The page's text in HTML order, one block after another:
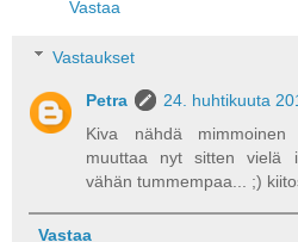
Vastaa
Vastaukset
Petra
24. huhtikuuta
Kiva nähdä
muuttaa nyt sitten vielä
vähän tummempaa... ;)
Vastaa